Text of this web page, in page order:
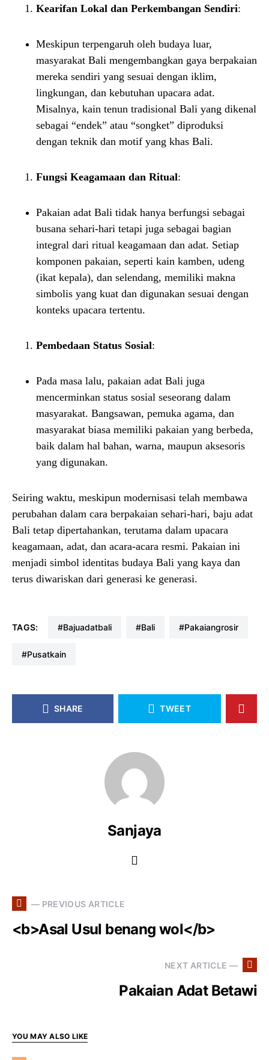
Kearifan Lokal dan Perkembangan Sendiri:
Meskipun terpengaruh oleh budaya luar,
masyarakat Bali mengembangkan gaya berpakaian
mereka sendiri yang sesuai dengan iklim,
lingkungan, dan kebutuhan upacara adat.
Misalnya, kain tenun tradisional Bali yang dikenal
sebagai “endek” atau “songket” diproduksi
dengan teknik dan motif yang khas Bali.
Fungsi Keagamaan dan Ritual:
Pakaian adat Bali tidak hanya berfungsi sebagai
busana sehari-hari tetapi juga sebagai bagian
integral dari ritual keagamaan dan adat. Setiap
komponen pakaian, seperti kain kamben, udeng
(ikat kepala), dan selendang, memiliki makna
simbolis yang kuat dan digunakan sesuai dengan
konteks upacara tertentu.
Pembedaan Status Sosial:
Pada masa lalu, pakaian adat Bali juga
mencerminkan status sosial seseorang dalam
masyarakat. Bangsawan, pemuka agama, dan
masyarakat biasa memiliki pakaian yang berbeda,
baik dalam hal bahan, warna, maupun aksesoris
yang digunakan.
Seiring waktu, meskipun modernisasi telah membawa
perubahan dalam cara berpakaian sehari-hari, baju adat
Bali tetap dipertahankan, terutama dalam upacara
keagamaan, adat, dan acara-acara resmi. Pakaian ini
menjadi simbol identitas budaya Bali yang kaya dan
terus diwariskan dari generasi ke generasi.
TAGS: #bajuadatbali #bali #pakaiangrosir
#pusatkain
SHARE TWEET
Sanjaya
— PREVIOUS ARTICLE
<b>Asal Usul benang wol</b>
NEXT ARTICLE —
Pakaian Adat Betawi
YOU MAY ALSO LIKE